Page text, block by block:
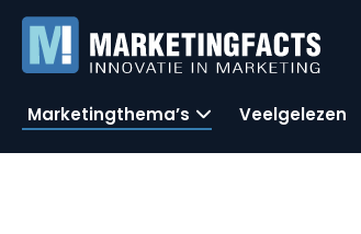
Marketingthema’s Veelgelezen